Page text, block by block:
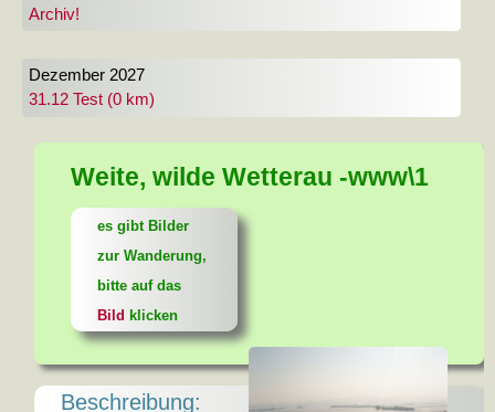
Archiv!
Dezember 2027
31.12 Test (0 km)
Weite, wilde Wetterau -www\1
es gibt Bilder
zur Wanderung,
bitte auf das
Bild klicken
Beschreibung: